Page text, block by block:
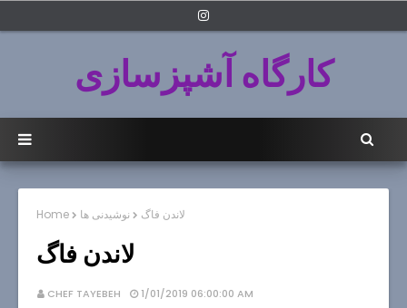
کارگاه آشپزسازی
Home نوشیدنی ها لاندن فاگ
لاندن فاگ
CHEF TAYEBEH 1/01/2019 06:00:00 AM